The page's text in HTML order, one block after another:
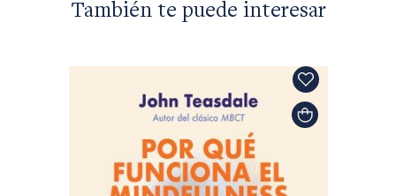
También te puede interesar